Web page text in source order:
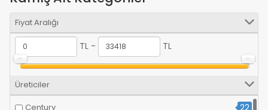
Fiyat Aralığı
TL - TL
Üreticiler
Century
22